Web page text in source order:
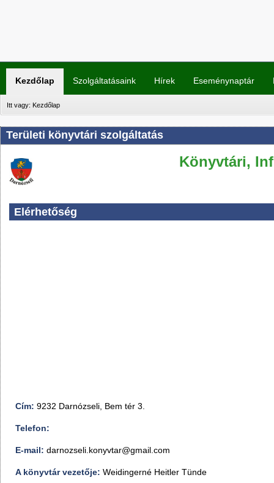
Kezdőlap Szolgáltatásaink Hírek Eseménynaptár
Itt vagy: Kezdőlap
Területi könyvtári szolgáltatás
Könyvtári,
Elérhetőség
Cím: 9232 Darnózseli, Bem tér 3.
Telefon:
E-mail: darnozseli.konyvtar@gmail.com
A könyvtár vezetője: Weidingerné Heitler Tünde